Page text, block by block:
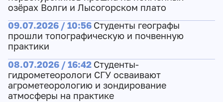
озёрах Волги и Лысогорском плато
09.07.2026 / 10:56 Студенты географы
прошли топографическую и почвенную
практики
08.07.2026 / 16:42 Студенты-
гидрометеорологи СГУ осваивают
агрометеорологию и зондирование
атмосферы на практике